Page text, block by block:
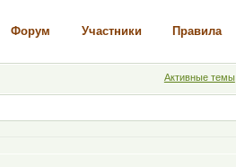
Форум Участники Правила
Активные темы